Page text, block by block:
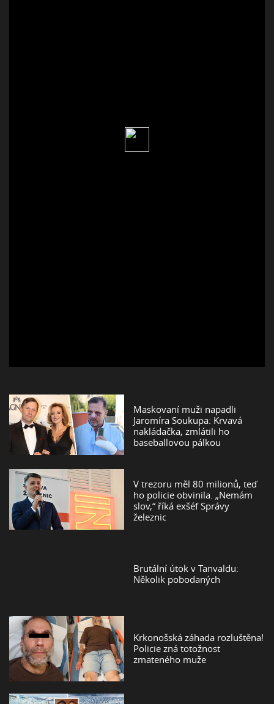
Maskovaní muži napadli
Jaromíra Soukupa: Krvavá
nakládačka, zmlátili ho
baseballovou pálkou
V trezoru měl 80 milionů, teď
ho policie obvinila. „Nemám
slov,“ říká exšéf Správy
železnic
Brutální útok v Tanvaldu:
Několik pobodaných
Krkonošská záhada rozluštěna!
Policie zná totožnost
zmateného muže